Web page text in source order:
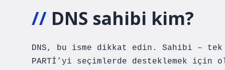
DNS sahibi kim?
DNS, bu isme dikkat edin. Sahibi –
PARTİ’yi seçimlerde desteklemek için